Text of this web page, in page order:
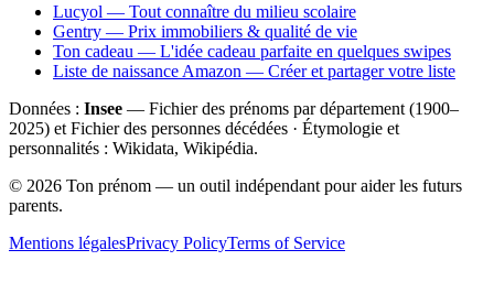
Lucyol — Tout connaître du milieu scolaire
Gentry — Prix immobiliers & qualité de vie
Ton cadeau — L'idée cadeau parfaite en quelques swipes
Liste de naissance Amazon — Créer et partager votre liste
Données : Insee — Fichier des prénoms par département (1900–
2025) et Fichier des personnes décédées · Étymologie et
personnalités : Wikidata, Wikipédia.
© 2026 Ton prénom — un outil indépendant pour aider les futurs
parents.
Mentions légalesPrivacy PolicyTerms of Service